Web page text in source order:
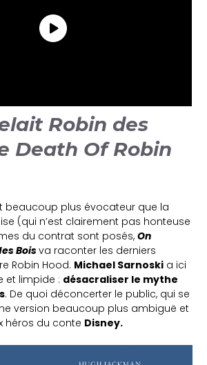
Robin des
Death Of Robin
beaucoup plus évocateur que la
(qui n’est clairement pas honteuse
du contrat sont posés,On
Boisva raconter les derniers
Robin Hood. Michael Sarnoski a ici
et limpide : désacraliser le mythe
. De quoi déconcerter le public, qui se
version beaucoup plus ambiguë et
héros du conte Disney.